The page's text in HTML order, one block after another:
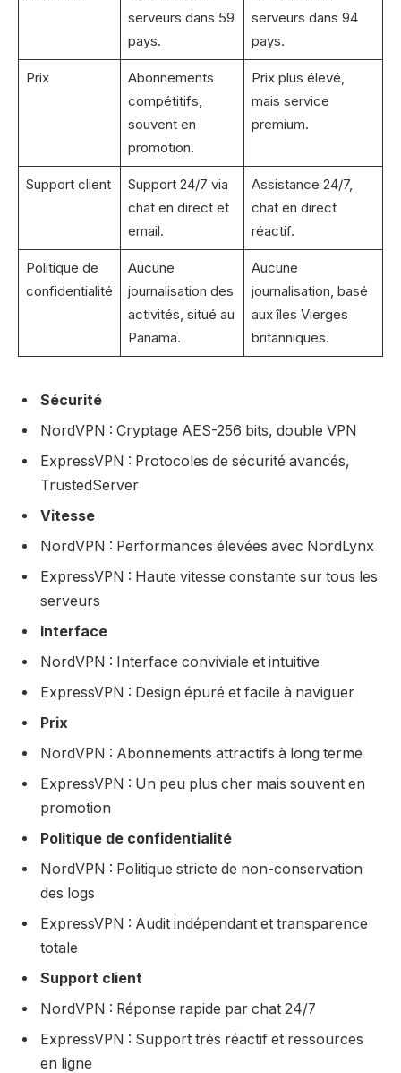
serveurs dans 59
pays.
serveurs dans 94
pays.
Prix
Abonnements
compétitifs,
souvent en
promotion.
Prix plus élevé,
mais service
premium.
Support client
Support 24/7 via
chat en direct et
email.
Assistance 24/7,
chat en direct
réactif.
Politique de
confidentialité
Aucune
journalisation des
activités, situé au
Panama.
Aucune
journalisation, basé
aux îles Vierges
britanniques.
Sécurité
NordVPN : Cryptage AES-256 bits, double VPN
ExpressVPN : Protocoles de sécurité avancés,
TrustedServer
Vitesse
NordVPN : Performances élevées avec NordLynx
ExpressVPN : Haute vitesse constante sur tous les
serveurs
Interface
NordVPN : Interface conviviale et intuitive
ExpressVPN : Design épuré et facile à naviguer
Prix
NordVPN : Abonnements attractifs à long terme
ExpressVPN : Un peu plus cher mais souvent en
promotion
Politique de confidentialité
NordVPN : Politique stricte de non-conservation
des logs
ExpressVPN : Audit indépendant et transparence
totale
Support client
NordVPN : Réponse rapide par chat 24/7
ExpressVPN : Support très réactif et ressources
en ligne